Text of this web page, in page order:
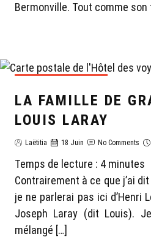
Bermonville. Tout comme son
LA FAMILLE DE
LOUIS LARAY
Laëtitia 18 Juin No Comments
Temps de lecture : 4 minutes
Contrairement à ce que j’ai
je ne parlerai pas ici d’Henri
Joseph Laray (dit Louis).
mélangé […]